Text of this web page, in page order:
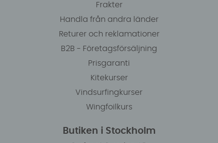
Frakter
Handla från andra länder
Returer och reklamationer
B2B - Företagsförsäljning
Prisgaranti
Kitekurser
Vindsurfingkurser
Wingfoilkurs
Butiken i Stockholm